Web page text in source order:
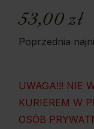
53,00zł
Poprzednia
UWAGA!!! NIE
KURIEREM W
OSÓB